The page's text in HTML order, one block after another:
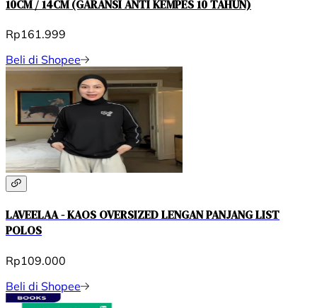
10CM / 14CM (GARANSI ANTI KEMPES 10 TAHUN)
Rp161.999
Beli di Shopee
LAVEELAA - KAOS OVERSIZED LENGAN PANJANG LIST
POLOS
Rp109.000
Beli di Shopee